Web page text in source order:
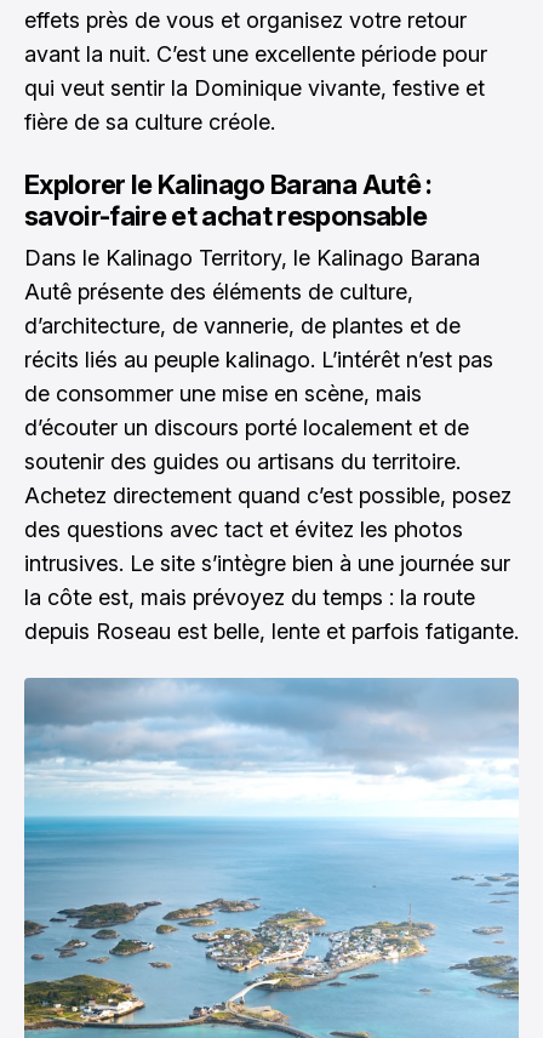
effets près de vous et organisez votre retour
avant la nuit. C’est une excellente période pour
qui veut sentir la Dominique vivante, festive et
fière de sa culture créole.
Explorer le Kalinago Barana Autê :
savoir-faire et achat responsable
Dans le Kalinago Territory, le Kalinago Barana
Autê présente des éléments de culture,
d’architecture, de vannerie, de plantes et de
récits liés au peuple kalinago. L’intérêt n’est pas
de consommer une mise en scène, mais
d’écouter un discours porté localement et de
soutenir des guides ou artisans du territoire.
Achetez directement quand c’est possible, posez
des questions avec tact et évitez les photos
intrusives. Le site s’intègre bien à une journée sur
la côte est, mais prévoyez du temps : la route
depuis Roseau est belle, lente et parfois fatigante.